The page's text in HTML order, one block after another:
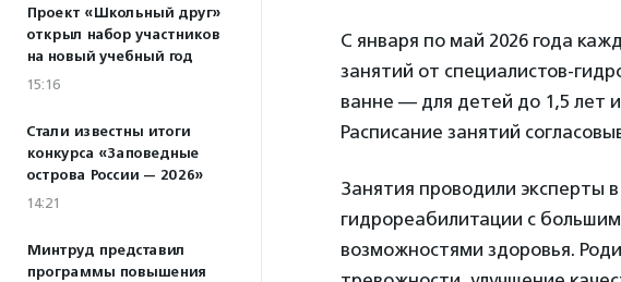
Проект «Школьный друг»
открыл набор участников
на новый учебный год
15:16
Стали известны итоги
конкурса «Заповедные
острова России — 2026»
14:21
Минтруд представил
программы повышения
С января по май 2026 года
занятий от специалистов-
ванне — для детей до 1,5 лет
Расписание занятий
Занятия проводили эксперты
гидрореабилитации с
возможностями здоровья.